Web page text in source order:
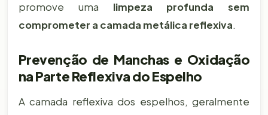
promove uma limpeza profunda sem
comprometer a camada metálica reflexiva.
Prevenção de Manchas e Oxidação
na Parte Reflexiva do Espelho
A camada reflexiva dos espelhos, geralmente